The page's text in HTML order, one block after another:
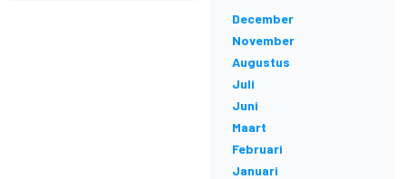
December
November
Augustus
Juli
Juni
Maart
Februari
Januari